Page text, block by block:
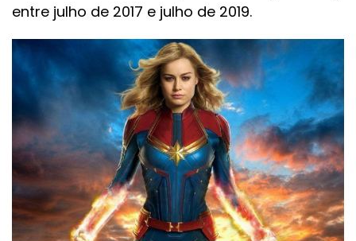
entre julho de 2017 e julho de 2019.